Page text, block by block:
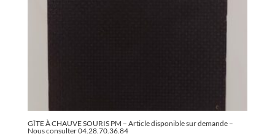
GÎTE À CHAUVE SOURIS PM – Article disponible sur demande –
Nous consulter 04.28.70.36.84